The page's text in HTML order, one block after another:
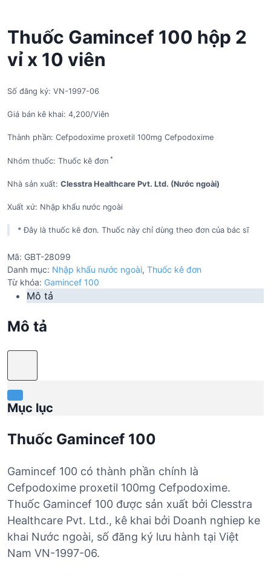
Thuốc Gamincef 100 hộp 2
vỉ x 10 viên
Số đăng ký: VN-1997-06
Giá bán kê khai: 4,200/Viên
Thành phần: Cefpodoxime proxetil 100mg Cefpodoxime
Nhóm thuốc: Thuốc kê đơn *
Nhà sản xuất: Clesstra Healthcare Pvt. Ltd. (Nước ngoài)
Xuất xứ: Nhập khẩu nước ngoài
* Đây là thuốc kê đơn. Thuốc này chỉ dùng theo đơn của bác sĩ
Mã: GBT-28099
Danh mục: Nhập khẩu nước ngoài, Thuốc kê đơn
Từ khóa: Gamincef 100
Mô tả
Mô tả
Mục lục
Thuốc Gamincef 100
Gamincef 100 có thành phần chính là
Cefpodoxime proxetil 100mg Cefpodoxime.
Thuốc Gamincef 100 được sản xuất bởi Clesstra
Healthcare Pvt. Ltd., kê khai bởi Doanh nghiep ke
khai Nước ngoài, số đăng ký lưu hành tại Việt
Nam VN-1997-06.